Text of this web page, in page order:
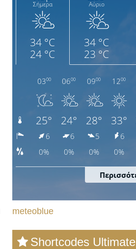
meteoblue
Shortcodes Ultimate